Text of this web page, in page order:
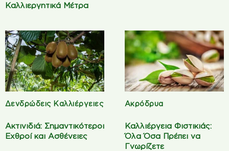
Καλλιεργητικά Μέτρα
Δενδρώδεις Καλλιέργειες
Ακτινιδιά: Σημαντικότεροι
Εχθροί και Ασθένειες
Ακρόδρυα
Καλλιέργεια Φιστικιάς:
Όλα Όσα Πρέπει να
Γνωρίζετε